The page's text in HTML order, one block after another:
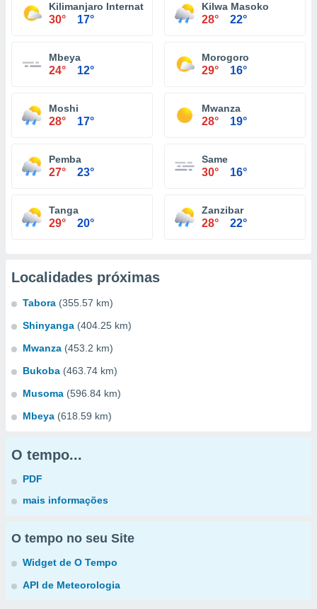
Kilimanjaro International Airport
30° 17°
Kilwa Masoko
28° 22°
Mbeya
24° 12°
Morogoro
29° 16°
Moshi
28° 17°
Mwanza
28° 19°
Pemba
27° 23°
Same
30° 16°
Tanga
29° 20°
Zanzibar
28° 22°
Localidades próximas
Tabora (355.57 km)
Shinyanga (404.25 km)
Mwanza (453.2 km)
Bukoba (463.74 km)
Musoma (596.84 km)
Mbeya (618.59 km)
O tempo...
PDF
mais informações
O tempo no seu Site
Widget de O Tempo
API de Meteorologia